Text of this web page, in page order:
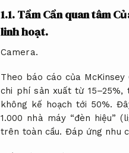
1.1. Tầm Cần quan tâm
linh hoạt.
Camera.
Theo báo cáo của
chi phí sản xuất từ
không kế hoạch tới 50%.
1.000 nhà máy “đèn hiệu”
trên toàn cầu. Đáp ứng nhu